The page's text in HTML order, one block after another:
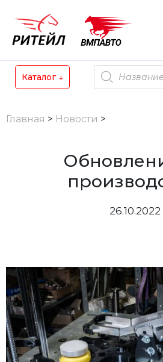
Skip
content
Каталог ↓
Поиск
товаров
Главная > Новости >
26.10.2022